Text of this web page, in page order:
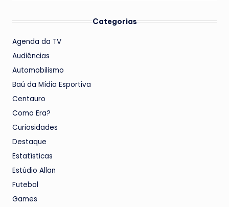
Categorias
Agenda da TV
Audiências
Automobilismo
Baú da Mídia Esportiva
Centauro
Como Era?
Curiosidades
Destaque
Estatísticas
Estúdio Allan
Futebol
Games